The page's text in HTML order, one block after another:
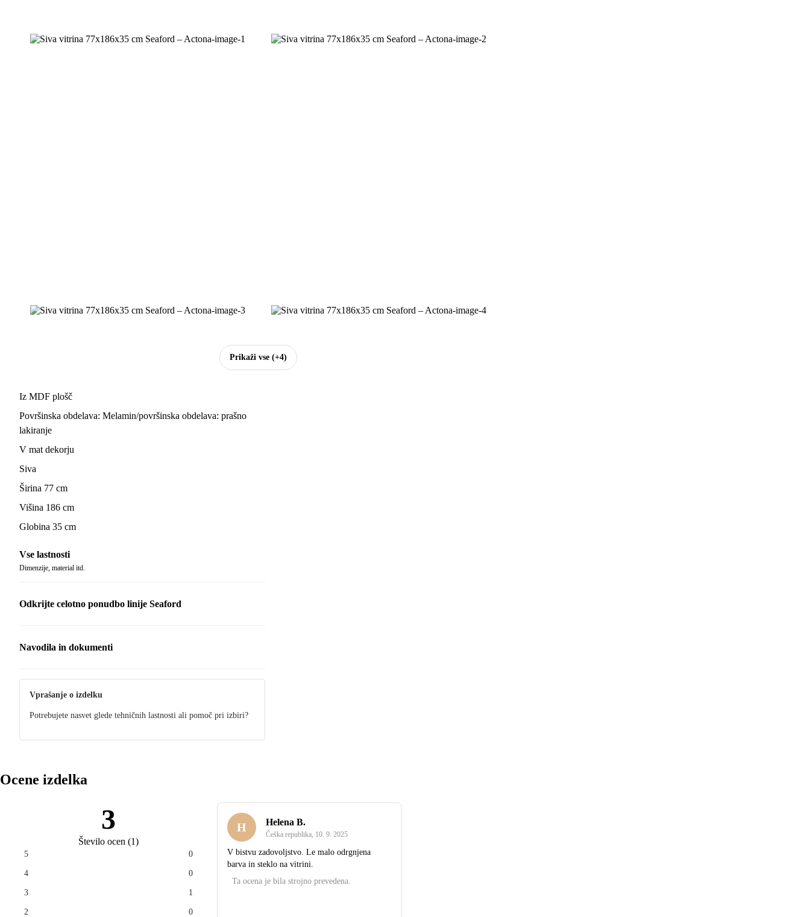
Prikaži vse (+4)
Iz MDF plošč
Površinska obdelava: Melamin/površinska obdelava: prašno
lakiranje
V mat dekorju
Siva
Širina 77 cm
Višina 186 cm
Globina 35 cm
Vse lastnosti
Dimenzije, material itd.
Odkrijte celotno ponudbo linije Seaford
Navodila in dokumenti
Vprašanje o izdelku
Potrebujete nasvet glede tehničnih lastnosti ali pomoč pri izbiri?
Ocene izdelka
3
Število ocen (1)
5 0
4 0
3 1
2 0
H Helena B.
Češka republika, 10. 9. 2025
V bistvu zadovoljstvo. Le malo odrgnjena
barva in steklo na vitrini.
Ta ocena je bila strojno prevedena.